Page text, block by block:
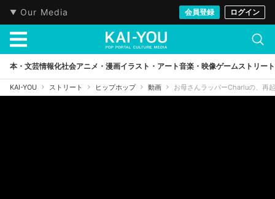
Our Media 会員登録 ログイン
本・文芸情報化社会アニメ・漫画イラスト・アート音楽・映像ゲームストリート
KAI-YOU ストリート ヒップホップ 動画 お母さんラッパーCharluの、再